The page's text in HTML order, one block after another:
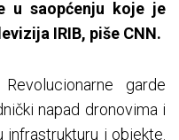
u saopćenju koje je
IRIB, piše CNN.
garde
napad dronovima i
infrastrukturu i objekte.